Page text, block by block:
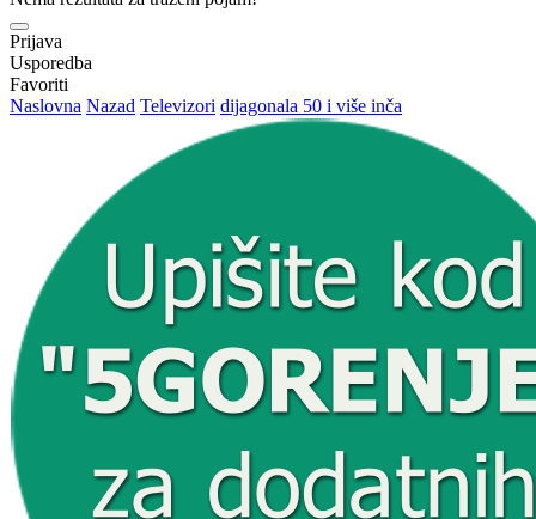
Prijava
Usporedba
Favoriti
Naslovna Nazad Televizori dijagonala 50 i više inča